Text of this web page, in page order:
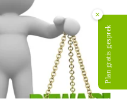
×
Plan gratis gesprek